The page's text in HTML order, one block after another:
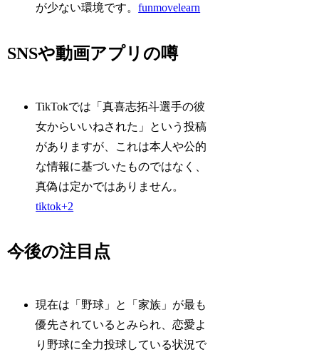
が少ない環境です。funmovelearn
SNSや動画アプリの噂
TikTokでは「真喜志拓斗選手の彼
女からいいねされた」という投稿
がありますが、これは本人や公的
な情報に基づいたものではなく、
真偽は定かではありません。
tiktok+2
今後の注目点
現在は「野球」と「家族」が最も
優先されているとみられ、恋愛よ
り野球に全力投球している状況で